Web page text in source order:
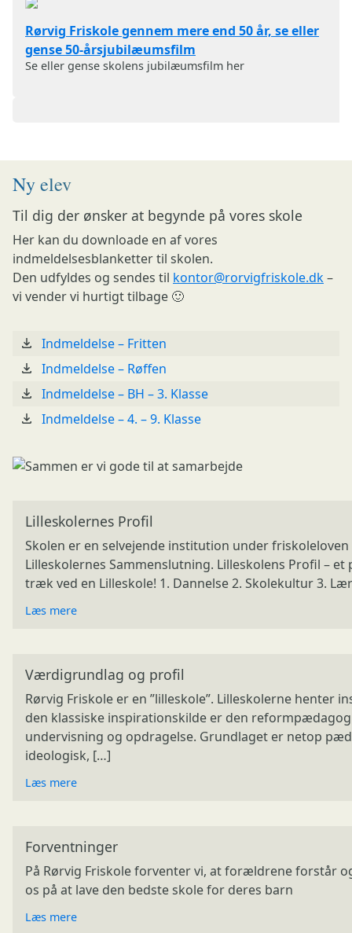
Rørvig Friskole gennem mere end 50 år, se eller
gense 50-årsjubilæumsfilm
Se eller gense skolens jubilæumsfilm her
Ny elev
Til dig der ønsker at begynde på vores skole
Her kan du downloade en af vores
indmeldelsesblanketter til skolen.
Den udfyldes og sendes til kontor@rorvigfriskole.dk–
vi vender vi hurtigt tilbage 🙂
Indmeldelse – Fritten
Indmeldelse – Røffen
Indmeldelse – BH – 3. Klasse
Indmeldelse – 4. – 9. Klasse
Lilleskolernes Profil
Skolen er en selvejende institution under
Lilleskolernes Sammenslutning. Lilleskolens Profil –
træk ved en Lilleskole! 1. Dannelse 2. Skolekultur 3.
Læs mere
Værdigrundlag og profil
Rørvig Friskole er en ”lilleskole”. Lilleskolerne henter
den klassiske inspirationskilde er den
undervisning og opdragelse. Grundlaget er netop
ideologisk, […]
Læs mere
Forventninger
På Rørvig Friskole forventer vi, at forældrene forstår
os på at lave den bedste skole for deres barn
Læs mere